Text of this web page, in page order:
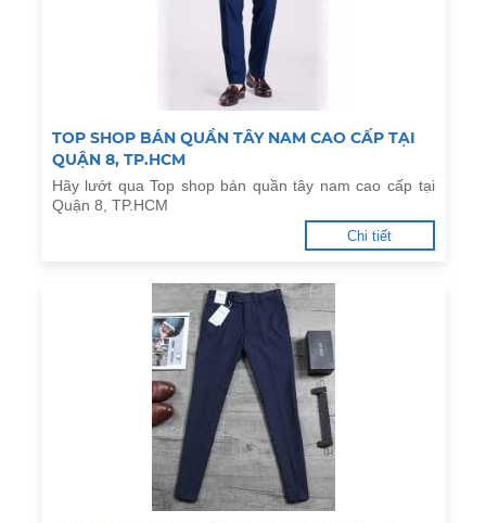
TOP SHOP BÁN QUẦN TÂY NAM CAO CẤP TẠI
QUẬN 8, TP.HCM
Hãy lướt qua Top shop bán quần tây nam cao cấp tại
Quận 8, TP.HCM
Chi tiết